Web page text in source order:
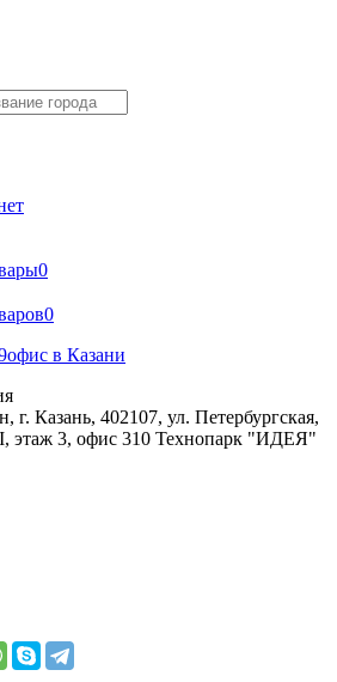
0
0
офис в Казани
г. Казань, 402107, ул. Петербургская,
этаж 3, офис 310 Технопарк "ИДЕЯ"